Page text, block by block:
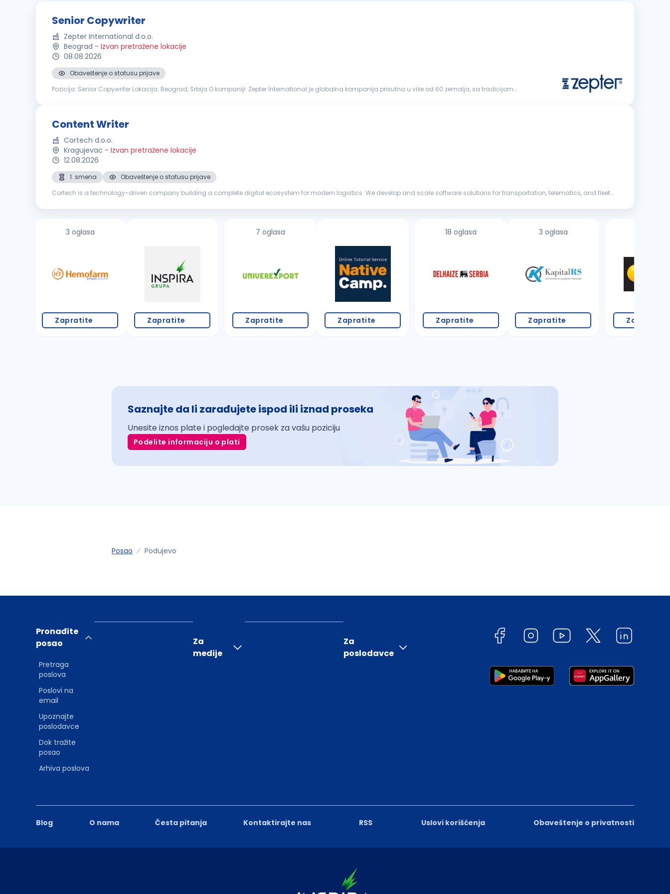
Senior Copywriter
Zepter International d.o.o.
Beograd - Izvan pretražene lokacije
08.08.2026
Obaveštenje o statusu prijave
Pozicija: Senior Copywriter Lokacija: Beograd, Srbija O kompaniji: Zepter International je globalna kompanija prisutna u više od 60 zemalja, sa tradicijom
Content Writer
Cortech d.o.o.
Kragujevac - Izvan pretražene lokacije
12.08.2026
1. smena
Obaveštenje o statusu prijave
Cortech is a technology-driven company building a complete digital ecosystem for modern logistics. We develop and scale software solutions for transportation, telematics, and fleet
3 oglasa
Zapratite Zapratite
7 oglasa
Zapratite Zapratite
18 oglasa
Zapratite
3 oglasa
Zapratite Zapratite
Saznajte da li zarađujete ispod ili iznad proseka
Unesite iznos plate i pogledajte prosek za vašu poziciju
Podelite informaciju o plati
Posao Podujevo
Blog O nama Česta pitanja Kontaktirajte nas RSS Uslovi korišćenja Obaveštenje o privatnosti
Pronađite
posao
Pretraga
poslova
Poslovi na
email
Upoznajte
poslodavce
Dok tražite
posao
Arhiva poslova
Za
medije
Za
poslodavce